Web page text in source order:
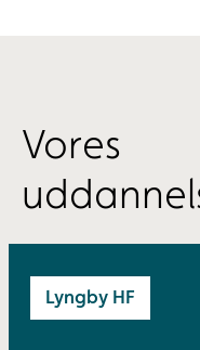
Vores
Lyngby HF